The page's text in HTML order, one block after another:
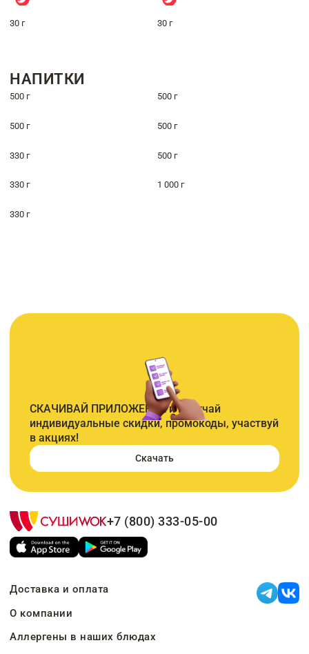
30 г 30 г
НАПИТКИ
500 г 500 г
500 г 500 г
330 г 500 г
330 г 1 000 г
330 г
СКАЧИВАЙ ПРИЛОЖЕНИЕ и получай
индивидуальные скидки, промокоды, участвуй
в акциях!
Скачать
+7 (800) 333-05-00
Доставка и оплата
О компании
Аллергены в наших блюдах